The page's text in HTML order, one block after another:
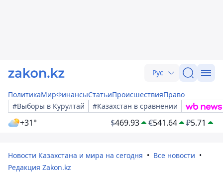
Рус
ПолитикаМирФинансыСтатьиПроисшествияПраво
#Выборы в Курултай
#Казахстан в сравнении
+31° $469.93 €541.64 ₽5.71
Новости Казахстана и мира на сегодня
Все новости
Редакция Zakon.kz